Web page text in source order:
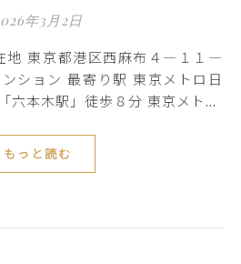
年3月2日
ション 最寄り駅 東京メトロ日
六本木駅」徒歩８分 東京メト…
もっと読む